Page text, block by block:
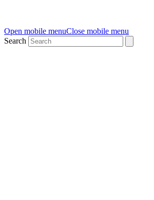
Open mobile menuClose mobile menu
Search